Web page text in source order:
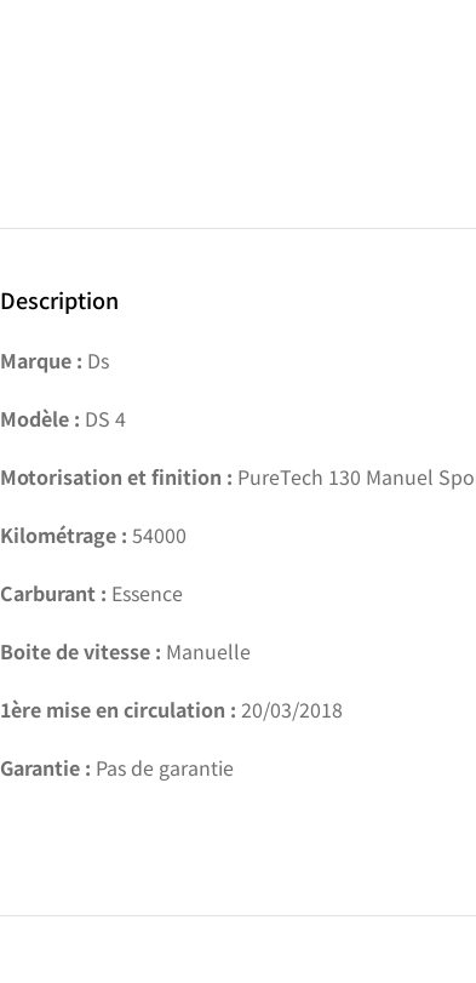
Description
Marque : Ds
Modèle : DS 4
Motorisation et finition : PureTech 130 Manuel
Kilométrage : 54000
Carburant : Essence
Boite de vitesse : Manuelle
1ère mise en circulation : 20/03/2018
Garantie : Pas de garantie